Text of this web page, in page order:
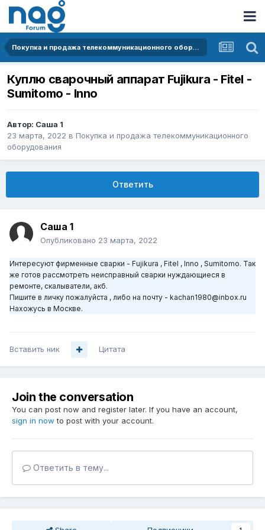
Покупка и продажа телекоммуникационного оборудования
Куплю сварочный аппарат Fujikura - Fitel -
Sumitomo - Innо
Автор: Саша 1
23 марта, 2022 в Покупка и продажа телекоммуникационного
оборудования
Ответить
Саша 1
Опубликовано 23 марта, 2022
Интересуют фирменные сварки - Fujikura , Fitel , Inno , Sumitomo. Так
же готов рассмотреть неисправный сварки нуждающиеся в
ремонте, скалыватели, акб.
Пишите в личку пожалуйста , либо на почту - kachan1980@inbox.ru
Нахожусь в Москве.
Вставить ник Цитата
Join the conversation
You can post now and register later. If you have an account,
sign in now to post with your account.
Ответить в тему...